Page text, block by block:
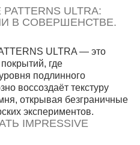
ULTRA:
В СОВЕРШЕНСТВЕ.
ULTRA — это
где
подлинного
воссоздаёт текстуру
открывая безграничные
экспериментов.
IMPRESSIVE